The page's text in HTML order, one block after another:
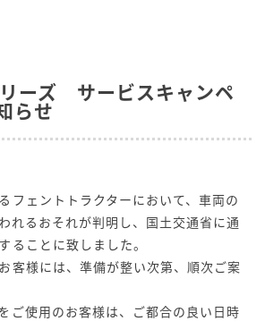
ーズ サービスキャンペ
らせ
フェントトラクターにおいて、車両の
れるおそれが判明し、国土交通省に通
ることに致しました。
客様には、準備が整い次第、順次ご案
ご使用のお客様は、ご都合の良い日時